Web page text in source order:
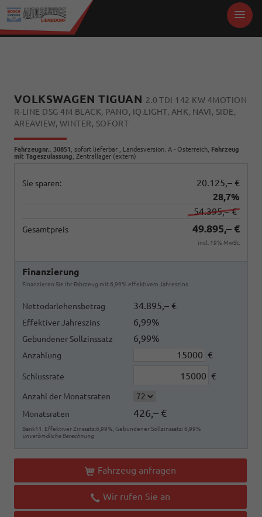
VOLKSWAGEN TIGUAN 2.0 TDI 142 KW 4MOTION
R-LINE DSG 4M BLACK, PANO, IQ.LIGHT, AHK, NAVI, SIDE,
AREAVIEW, WINTER, SOFORT
Fahrzeugnr.: 30851 sofort lieferbar , Landesversion: A - Österreich, Fahrzeug
mit Tageszulassung , Zentrallager (extern)
Sie sparen:
20.125,– €
28,7%
54.395,– €
Gesamtpreis 49.895,– €
incl. 19% MwSt.
Finanzierung
Finanzieren Sie Ihr Fahrzeug mit 6,99% effektivem Jahreszins
Nettodarlehensbetrag 34.895,– €
Effektiver Jahreszins 6,99%
Gebundener Sollzinssatz 6,99%
Anzahlung €
Schlussrate €
Anzahl der Monatsraten
Monatsraten
426,– €
Bank11. Effektiver Zinssatz:6,99%, Gebundener Sollzinssatz: 6,99%
unverbindliche Berechnung
Fahrzeug anfragen
Wir rufen Sie an